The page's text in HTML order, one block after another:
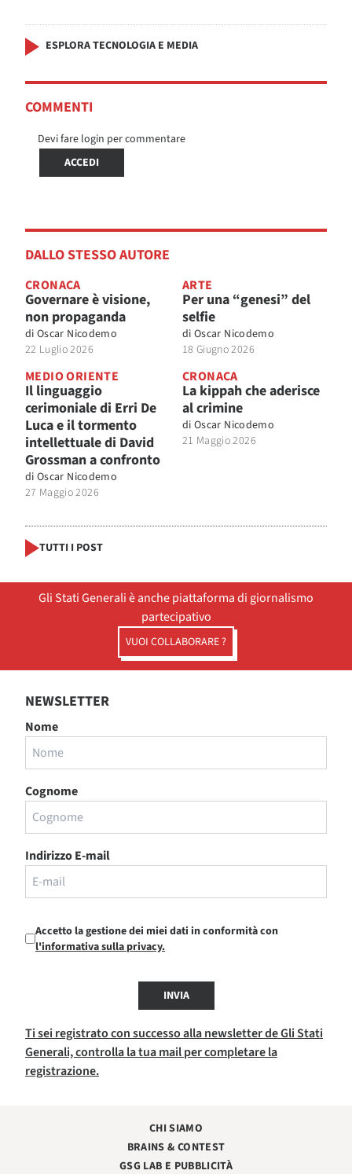
ESPLORA TECNOLOGIA E MEDIA
COMMENTI
Devi fare login per commentare
ACCEDI
DALLO STESSO AUTORE
CRONACA
Governare è visione,
non propaganda
di Oscar Nicodemo
22 Luglio 2026
ARTE
Per una “genesi” del
selfie
di Oscar Nicodemo
18 Giugno 2026
MEDIO ORIENTE
Il linguaggio
cerimoniale di Erri De
Luca e il tormento
intellettuale di David
Grossman a confronto
di Oscar Nicodemo
27 Maggio 2026
CRONACA
La kippah che aderisce
al crimine
di Oscar Nicodemo
21 Maggio 2026
TUTTI I POST
Gli Stati Generali è anche piattaforma di giornalismo
partecipativo
VUOI COLLABORARE ?
NEWSLETTER
Nome
Cognome
Indirizzo E-mail
Accetto la gestione dei miei dati in conformità con
l'informativa sulla privacy.
INVIA
Ti sei registrato con successo alla newsletter de Gli Stati
Generali, controlla la tua mail per completare la
registrazione.
CHI SIAMO
BRAINS & CONTEST
GSG LAB E PUBBLICITÀ